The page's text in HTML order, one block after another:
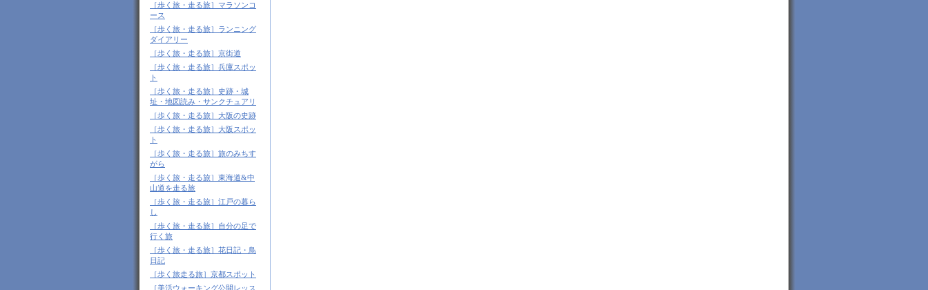
［歩く旅・走る旅］マラソンコ
ース
［歩く旅・走る旅］ランニング
ダイアリー
［歩く旅・走る旅］京街道
［歩く旅・走る旅］兵庫スポッ
ト
［歩く旅・走る旅］史跡・城
址・地図読み・サンクチュアリ
［歩く旅・走る旅］大阪の史跡
［歩く旅・走る旅］大阪スポッ
ト
［歩く旅・走る旅］旅のみちす
がら
［歩く旅・走る旅］東海道&中
山道を走る旅
［歩く旅・走る旅］江戸の暮ら
し
［歩く旅・走る旅］自分の足で
行く旅
［歩く旅・走る旅］花日記・鳥
日記
［歩く旅走る旅］京都スポット
［美活ウォーキング公開レッス